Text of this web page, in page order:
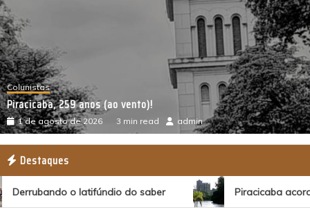
Colunistas
Piracicaba, 259 anos (ao vento)!
1 de agosto de 2026 3 min read admin
Destaques
o latifúndio do saber Piracicaba